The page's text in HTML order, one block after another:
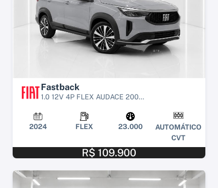
Fastback
1.0 12V 4P FLEX AUDACE 200...
2024 FLEX 23.000
AUTOMÁTICO
CVT
R$ 109.900